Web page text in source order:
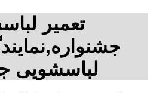
تعمیر
لباسشویی